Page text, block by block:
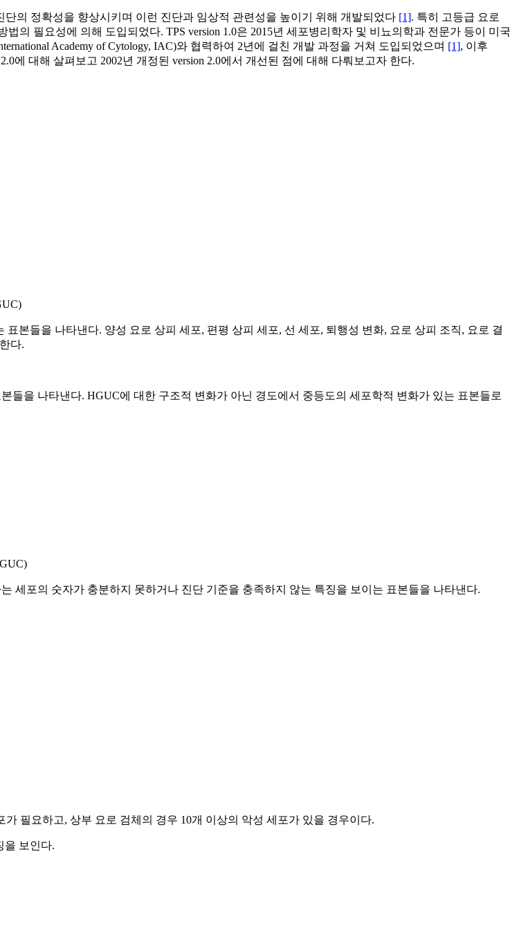
단의 정확성을 향상시키며 이런 진단과 임상적 관련성을 높이기 위해 개발되었다 [1]. 특히 고등급 요로
의 필요성에 의해 도입되었다. TPS version 1.0은 2015년 세포병리학자 및 비뇨의학과 전문가 등이 미국
Academy of Cytology, IAC)와 협력하여 2년에 걸친 개발 과정을 거쳐 도입되었으며 [1], 이후
에 대해 살펴보고 2002년 개정된 version 2.0에서 개선된 점에 대해 다뤄보고자 한다.
본들을 나타낸다. 양성 요로 상피 세포, 편평 상피 세포, 선 세포, 퇴행성 변화, 요로 상피 조직, 요로 결
다.
을 나타낸다. HGUC에 대한 구조적 변화가 아닌 경도에서 중등도의 세포학적 변화가 있는 표본들로
세포의 숫자가 충분하지 못하거나 진단 기준을 충족하지 않는 특징을 보이는 표본들을 나타낸다.
필요하고, 상부 요로 검체의 경우 10개 이상의 악성 세포가 있을 경우이다.
을 보인다.